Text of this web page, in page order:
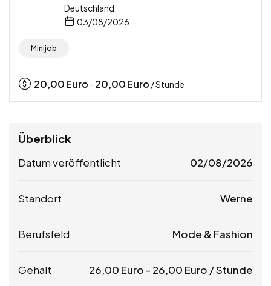
Deutschland
03/08/2026
Minijob
20,00Euro - 20,00Euro / Stunde
Überblick
Datum veröffentlicht 02/08/2026
Standort Werne
Berufsfeld Mode & Fashion
Gehalt 26,00 Euro - 26,00 Euro / Stunde